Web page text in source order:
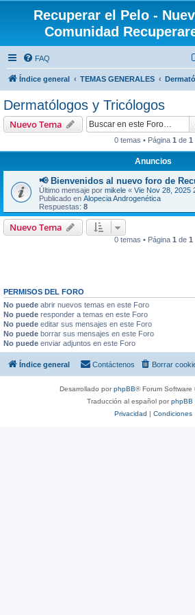
Recuperar el Pelo -
Comunidad
FAQ
Índice general TEMAS GENERALES
Dermatólogos y Tricólogos
Nuevo Tema
0 temas • Página 1 de 1
Anuncios
📢 Bienvenidos al nuevo foro de
Último mensaje por mikele « Vie Nov 28, 2025
Publicado en Alopecia Androgenética
Respuestas: 8
Nuevo Tema
0 temas • Página 1 de 1
PERMISOS DEL FORO
No puede abrir nuevos temas en este Foro
No puede responder a temas en este Foro
No puede editar sus mensajes en este Foro
No puede borrar sus mensajes en este Foro
No puede enviar adjuntos en este Foro
Índice general Borrar
Contáctenos
Desarrollado porphpBB® Forum Software
Traducción al español porphpBB
Privacidad | Condiciones